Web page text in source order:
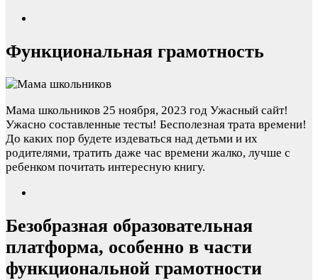
Функциональная грамотность
Мама школьников 25 ноября, 2023 год Ужасный сайт!
Ужасно составленные тесты! Бесполезная трата времени!
До каких пор будете издеваться над детьми и их
родителями, тратить даже час времени жалко, лучше с
ребенком почитать интересную книгу.
Безобразная образовательная
платформа, особенно в части
функциональной грамотности